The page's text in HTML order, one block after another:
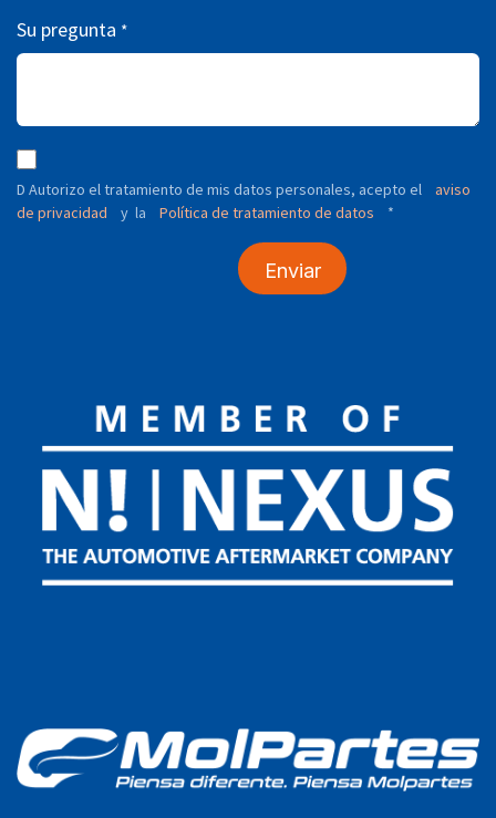
Su pregunta *
D Autorizo ​​el tratamiento de mis datos personales, acepto el
aviso
de privacidad
y la Política de tratamiento de datos *
Enviar